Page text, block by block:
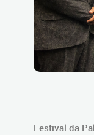
Festival da